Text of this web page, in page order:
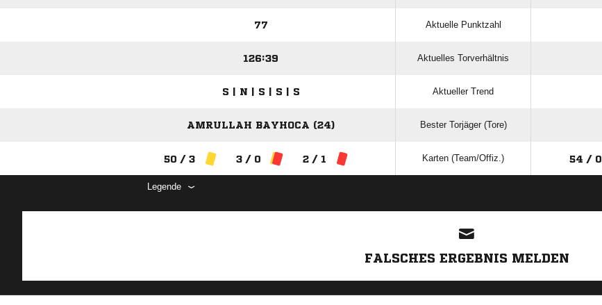
77 Aktuelle Punktzahl
126:39 Aktuelles Torverhältnis
S | N | S | S | S Aktueller Trend
AMRULLAH BAYHOCA (24) Bester Torjäger (Tore)
50 / 3 3 / 0 2 / 1 Karten (Team/Offiz.) 54 / 0
Legende
FALSCHES ERGEBNIS MELDEN